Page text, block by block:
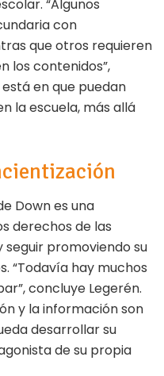
“Algunos
con
que otros requieren
los contenidos”,
en que puedan
la escuela, más allá
Down es una
derechos de las
promoviendo su
“Todavía hay muchos
concluye Legerén.
y la información son
desarrollar su
de su propia